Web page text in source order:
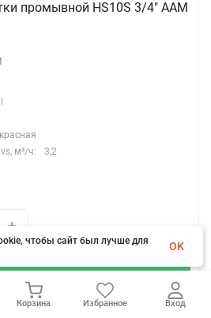
промывной HS10S 3/4" ААM
м³/ч:
3,2
Корзина Избранное Вход
чтобы сайт был лучше для
OK